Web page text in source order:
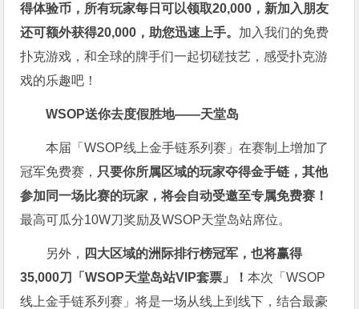
得体验币，所有玩家每日可以领取20,000，新加入朋友
还可额外获得20,000，助您迅速上手。 加入我们的免费
扑克游戏，和全球的牌手们一起切磋技艺，感受扑克游
戏的乐趣吧！
WSOP送你去度假胜地——天堂岛
本届「WSOP线上金手链系列赛」在赛制上增加了
冠军免费赛， 只要你所属区域的玩家夺得金手链，其他
参加同一场比赛的玩家，将会自动受邀至专属免费赛！
最高可瓜分10W刀奖励及WSOP天堂岛站席位。
另外， 四大区域的洲际排行榜冠军，也将赢得
35,000刀「WSOP天堂岛站VIP套票」！本次「WSOP
线上金手链系列赛」将是一场从线上到线下，结合最豪